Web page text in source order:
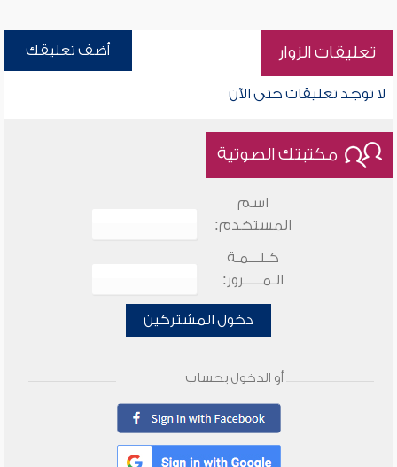
تعليقات الزوار أضف تعليقك
لا توجد تعليقات حتى الآن
مكتبتك الصوتية
اسم
المستخدم:
كـلـــمـة
الـمـــــرور:
دخول المشتركين
أو الدخول بحساب